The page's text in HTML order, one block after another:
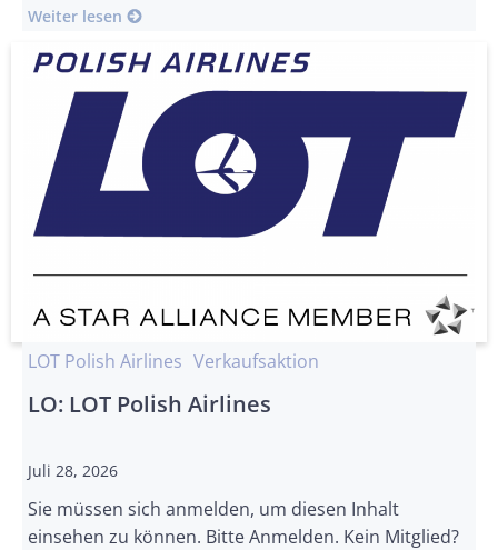
Weiter lesen
LOT Polish Airlines Verkaufsaktion
LO: LOT Polish Airlines
Juli 28, 2026
Sie müssen sich anmelden, um diesen Inhalt
einsehen zu können. Bitte Anmelden. Kein Mitglied?